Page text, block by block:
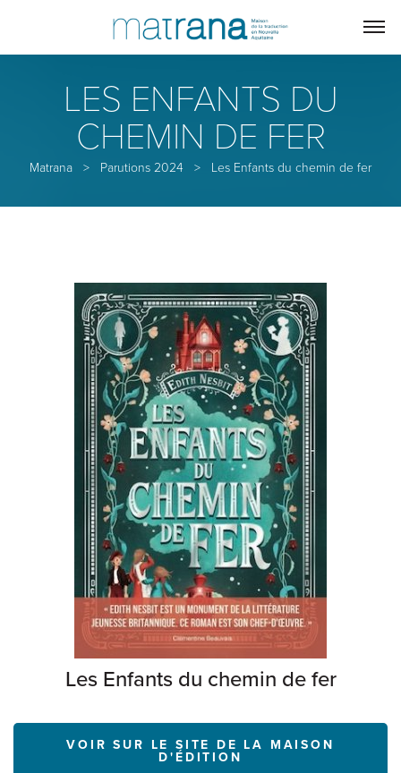
LES ENFANTS DU
CHEMIN DE FER
Matrana > Parutions 2024 > Les Enfants du chemin de fer
Les Enfants du chemin de fer
VOIR SUR LE SITE DE LA MAISON
D'ÉDITION